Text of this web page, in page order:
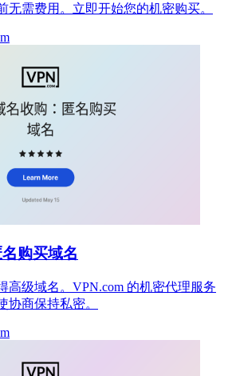
无需费用。立即开始您的机密购买。
购买域名
高级域名。VPN.com 的机密代理服务
协商保持私密。